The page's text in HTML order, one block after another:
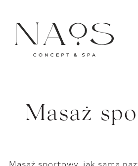
Masaż
Masaż sportowy, jak sama